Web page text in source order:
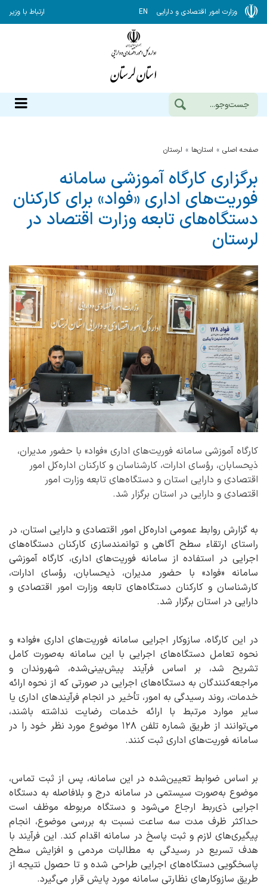
وزارت امور اقتصادی و دارایی EN ارتباط با وزیر
صفحه اصلی استان‌ها لرستان
برگزاری کارگاه آموزشی سامانه
فوریت‌های اداری «فواد» برای کارکنان
دستگاه‌های تابعه وزارت اقتصاد در
لرستان
کارگاه آموزشی سامانه فوریت‌های اداری «فواد» با حضور مدیران،
ذیحسابان، رؤسای ادارات، کارشناسان و کارکنان اداره‌کل امور
اقتصادی و دارایی استان و دستگاه‌های تابعه وزارت امور
اقتصادی و دارایی در استان برگزار شد.
به گزارش روابط عمومی اداره‌کل امور اقتصادی و دارایی استان، در
راستای ارتقاء سطح آگاهی و توانمندسازی کارکنان دستگاه‌های
اجرایی در استفاده از سامانه فوریت‌های اداری، کارگاه آموزشی
سامانه «فواد» با حضور مدیران، ذیحسابان، رؤسای ادارات،
کارشناسان و کارکنان دستگاه‌های تابعه وزارت امور اقتصادی و
دارایی در استان برگزار شد.
در این کارگاه، سازوکار اجرایی سامانه فوریت‌های اداری «فواد» و
نحوه تعامل دستگاه‌های اجرایی با این سامانه به‌صورت کامل
تشریح شد، بر اساس فرآیند پیش‌بینی‌شده، شهروندان و
مراجعه‌کنندگان به دستگاه‌های اجرایی در صورتی که از نحوه ارائه
خدمات، روند رسیدگی به امور، تأخیر در انجام فرآیندهای اداری یا
سایر موارد مرتبط با ارائه خدمات رضایت نداشته باشند،
می‌توانند از طریق شماره تلفن ۱۲۸ موضوع مورد نظر خود را در
سامانه فوریت‌های اداری ثبت کنند.
بر اساس ضوابط تعیین‌شده در این سامانه، پس از ثبت تماس،
موضوع به‌صورت سیستمی در سامانه درج و بلافاصله به دستگاه
اجرایی ذی‌ربط ارجاع می‌شود و دستگاه مربوطه موظف است
حداکثر ظرف مدت سه ساعت نسبت به بررسی موضوع، انجام
پیگیری‌های لازم و ثبت پاسخ در سامانه اقدام کند. این فرآیند با
هدف تسریع در رسیدگی به مطالبات مردمی و افزایش سطح
پاسخگویی دستگاه‌های اجرایی طراحی شده و تا حصول نتیجه از
طریق سازوکارهای نظارتی سامانه مورد پایش قرار می‌گیرد.